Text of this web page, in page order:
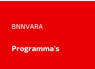
BNNVARA
Programma's